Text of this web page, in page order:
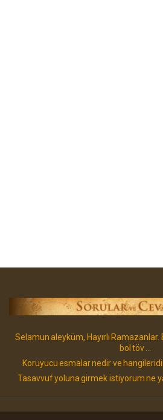
Selamun aleyküm, Hayırlı
bol töv ...
Koruyucu esmalar nedir ve
Tasavvuf yoluna girmek istiyorum ne